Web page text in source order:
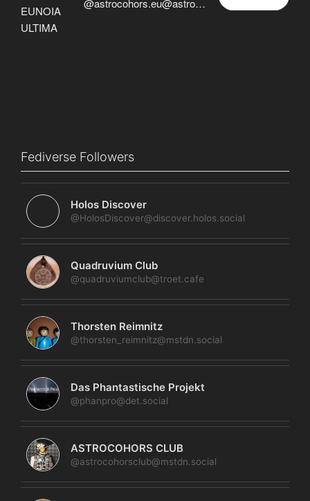
@astrocohors.eu@astrocohors.eu
Fediverse Followers
Holos Discover
@HolosDiscover@discover.holos.social
Quadruvium Club
@quadruviumclub@troet.cafe
Thorsten Reimnitz
@thorsten_reimnitz@mstdn.social
Das Phantastische Projekt
@phanpro@det.social
ASTROCOHORS CLUB
@astrocohorsclub@mstdn.social